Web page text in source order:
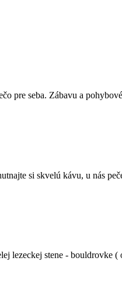
pre seba. Zábavu a
si skvelú kávu, u nás
lezeckej stene -